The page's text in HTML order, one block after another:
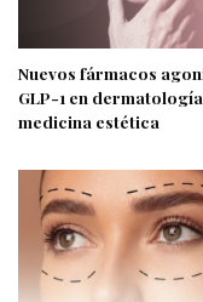
Nuevos fármacos
GLP-1 en
medicina estética